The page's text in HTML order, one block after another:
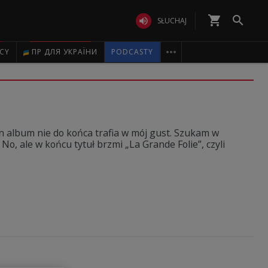
 SŁUCHAJ shopping_cart 
ПР ДЛЯ УКРАЇНИ PODCASTY 
album nie do końca trafia w mój gust. Szukam w
ale w końcu tytuł brzmi „La Grande Folie”, czyli